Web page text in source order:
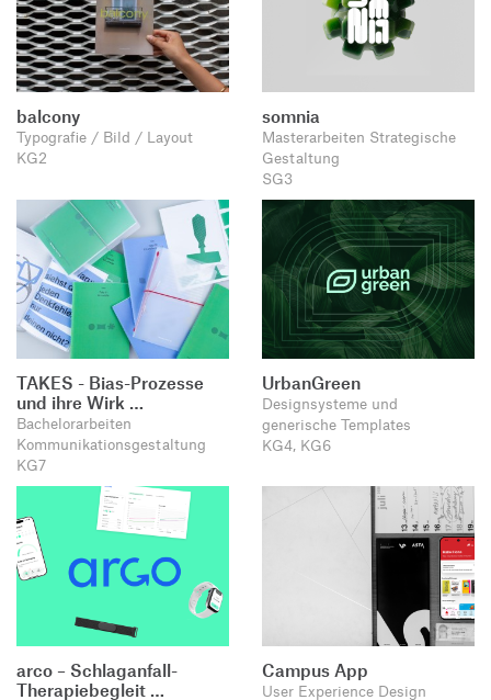
balcony
Typografie / Bild / Layout
KG2
somnia
Masterarbeiten Strategische
Gestaltung
SG3
TAKES - Bias-Prozesse
und ihre Wirk …
Bachelorarbeiten
Kommunikationsgestaltung
KG7
UrbanGreen
Designsysteme und
generische Templates
KG4, KG6
arco – Schlaganfall-
Therapiebegleit …
Campus App
User Experience Design